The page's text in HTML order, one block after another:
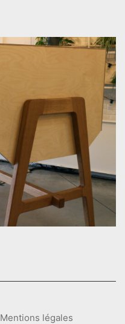
Mentions légales